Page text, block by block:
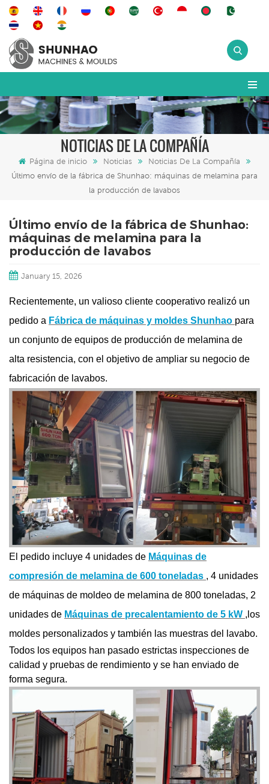
NOTICIAS DE LA COMPAÑÍA
Página de inicio Noticias
Noticias De La Compañía
Último envío de la fábrica de Shunhao: máquinas de melamina para
la producción de lavabos
Último envío de la fábrica de Shunhao:
máquinas de melamina para la
producción de lavabos
January 15, 2026
Recientemente, un valioso cliente cooperativo realizó un
pedido a Fábrica de máquinas y moldes Shunhao para
un conjunto de equipos de producción de melamina de
alta resistencia, con el objetivo de ampliar su negocio de
fabricación de lavabos.
El pedido incluye 4 unidades de Máquinas de
compresión de melamina de 600 toneladas , 4 unidades
de máquinas de moldeo de melamina de 800 toneladas, 2
unidades de Máquinas de precalentamiento de 5 kW ,los
moldes personalizados y también las muestras del lavabo.
Todos los equipos han pasado estrictas inspecciones de
calidad y pruebas de rendimiento y se han enviado de
forma segura.